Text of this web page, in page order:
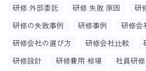
研修 外部委託
研修 失敗 原因 研
研修の失敗事例
研修事例
研修会
研修会社の選び方
研修会社比較
研修設計
研修費用 相場
社員研修